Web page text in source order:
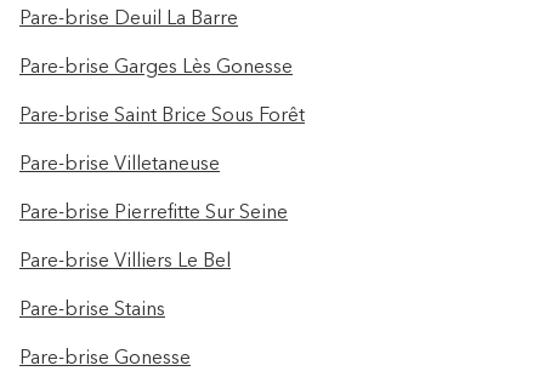
Pare-brise Deuil La Barre
Pare-brise Garges Lès Gonesse
Pare-brise Saint Brice Sous Forêt
Pare-brise Villetaneuse
Pare-brise Pierrefitte Sur Seine
Pare-brise Villiers Le Bel
Pare-brise Stains
Pare-brise Gonesse